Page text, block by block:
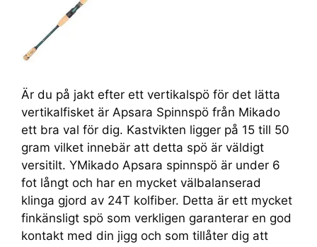
Är du på jakt efter ett vertikalspö för det lätta
vertikalfisket är Apsara Spinnspö från Mikado
ett bra val för dig. Kastvikten ligger på 15 till 50
gram vilket innebär att detta spö är väldigt
versitilt. YMikado Apsara spinnspö är under 6
fot långt och har en mycket välbalanserad
klinga gjord av 24T kolfiber. Detta är ett mycket
finkänsligt spö som verkligen garanterar en god
kontakt med din jigg och som tillåter dig att